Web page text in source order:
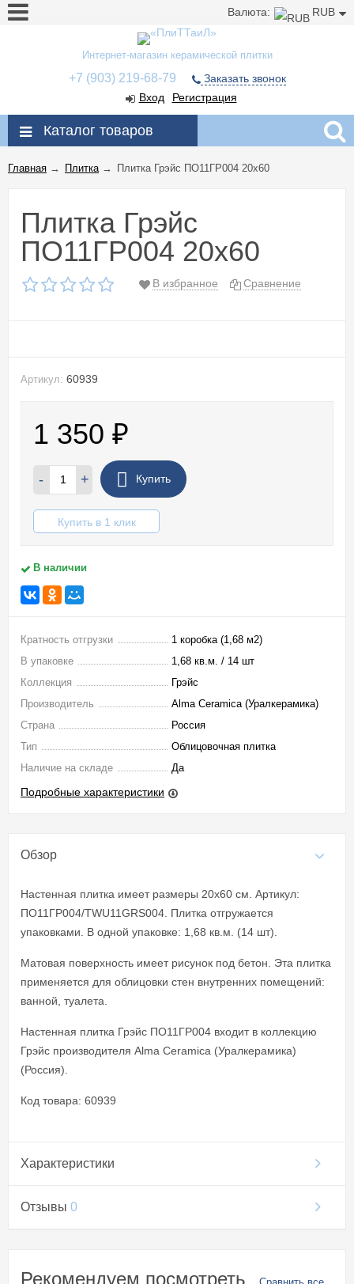
Валюта: RUB
Интернет-магазин керамической плитки
+7 (903) 219-68-79
Заказать звонок
Вход
Регистрация
Каталог товаров
Главная → Плитка→ Плитка Грэйс ПО11ГР004 20x60
Плитка Грэйс
ПО11ГР004 20x60
В избранное Сравнение
Артикул: 60939
1 350 ₽
- + Купить
Купить в 1 клик
В наличии
Кратность отгрузки
1 коробка (1,68 м2)
В упаковке
1,68 кв.м. / 14 шт
Коллекция
Грэйс
Производитель
Alma Ceramica (Уралкерамика)
Страна
Россия
Тип
Облицовочная плитка
Наличие на складе
Да
Подробные характеристики
Обзор
Настенная плитка имеет размеры 20x60 см. Артикул:
ПО11ГР004/TWU11GRS004. Плитка отгружается
упаковками. В одной упаковке: 1,68 кв.м. (14 шт).
Матовая поверхность имеет рисунок под бетон. Эта плитка
применяется для облицовки стен внутренних помещений:
ванной, туалета.
Настенная плитка Грэйс ПО11ГР004 входит в коллекцию
Грэйс производителя Alma Ceramica (Уралкерамика)
(Россия).
Код товара: 60939
Характеристики
Отзывы 0
Рекомендуем посмотреть